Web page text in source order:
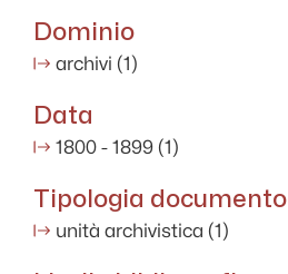
Dominio
archivi (1)
Data
1800 - 1899 (1)
Tipologia documento
unità archivistica (1)